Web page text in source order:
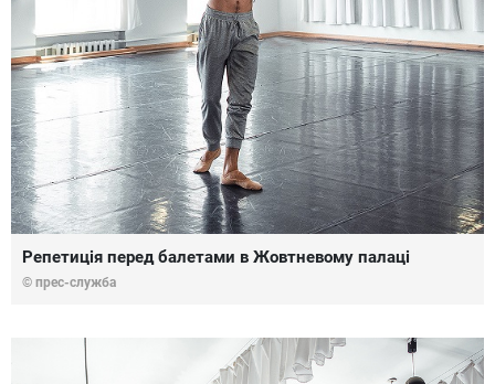
Репетиція перед балетами в Жовтневому палаці
© прес-служба